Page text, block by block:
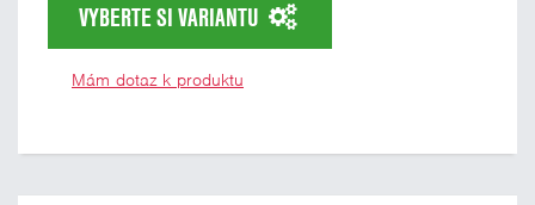
VYBERTE SI VARIANTU
Mám dotaz k produktu